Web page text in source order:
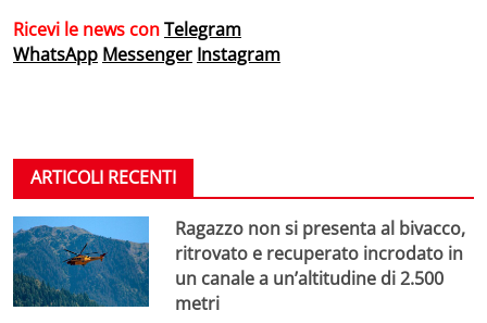
Ricevi le news conTelegram
WhatsApp Messenger Instagram
ARTICOLI RECENTI
Ragazzo non si presenta al bivacco,
ritrovato e recuperato incrodato in
un canale a un’altitudine di 2.500
metri